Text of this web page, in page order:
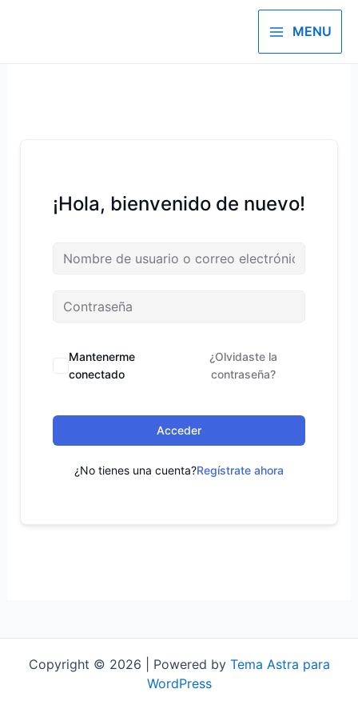
Main
MENU
¡Hola, bienvenido de nuevo!
Mantenerme
conectado
¿Olvidaste la
contraseña?
Acceder
¿No tienes una cuenta?Regístrate ahora
Copyright © 2026 | Powered by Tema Astra para
WordPress